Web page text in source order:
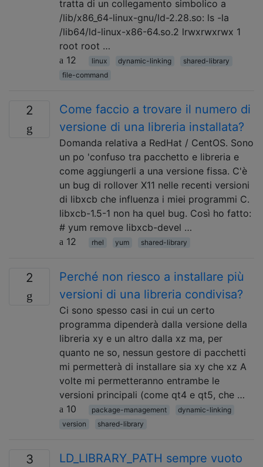
tratta di un collegamento simbolico a
/lib/x86_64-linux-gnu/ld-2.28.so: ls -la
/lib64/ld-linux-x86-64.so.2 lrwxrwxrwx 1
root root …
12
linux dynamic-linking
shared-library
file-command
2
Come faccio a trovare il numero di
versione di una libreria installata?
Domanda relativa a RedHat / CentOS. Sono
un po 'confuso tra pacchetto e libreria e
come aggiungerli a una versione fissa. C'è
un bug di rollover X11 nelle recenti versioni
di libxcb che influenza i miei programmi C.
libxcb-1.5-1 non ha quel bug. Così ho fatto:
# yum remove libxcb-devel …
12
rhel yum shared-library
2
Perché non riesco a installare più
versioni di una libreria condivisa?
Ci sono spesso casi in cui un certo
programma dipenderà dalla versione della
libreria xy e un altro dalla xz ma, per
quanto ne so, nessun gestore di pacchetti
mi permetterà di installare sia xy che xz A
volte mi permetteranno entrambe le
versioni principali (come qt4 e qt5, che …
10
package-management
dynamic-linking
version
shared-library
3
LD_LIBRARY_PATH sempre vuoto